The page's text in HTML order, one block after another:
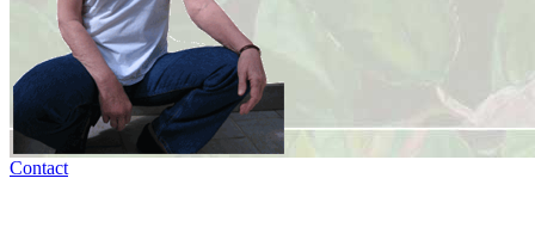
Contact